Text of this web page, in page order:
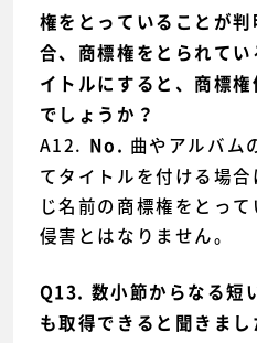
権をとっていることが
合、商標権をとられて
イトルにすると、商標
でしょうか？
A12. No. 曲やアルバム
てタイトルを付ける場
じ名前の商標権をとっ
侵害とはなりません。
Q13. 数小節からなる短
も取得できると聞きま